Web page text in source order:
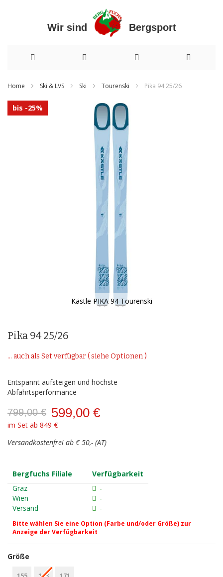
Wir sind Bergsport
Inhalt
Home Ski & LVS Ski Tourenski Pika 94 25/26
Zum
Ende
Kästle PIKA 94 Tourenski
der
springen
bis -25%
Pika 94 25/26
... auch als Set verfügbar ( siehe Optionen )
Entspannt aufsteigen und höchste
Abfahrtsperformance
799,00 € 599,00 €
im Set ab 849 €
Versandkostenfrei ab € 50,- (AT)
Bergfuchs Filiale
Verfügbarkeit
Graz
-
Wien
-
Versand
-
Bitte wählen Sie eine Option (Farbe und/oder Größe) zur
Anzeige der Verfügbarkeit
Größe